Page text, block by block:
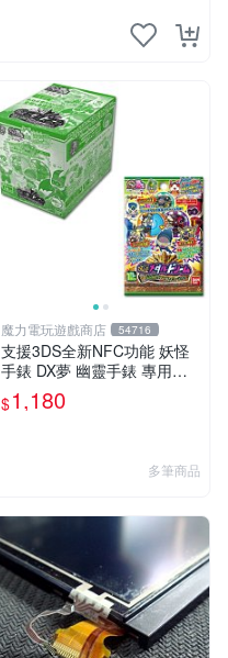
魔力電玩遊戲商店 54716
支援3DS全新NFC功能 妖怪
手錶 DX夢 幽靈手錶 專用徽
章 夢04 妖氣解放 魔法能量釋
放 整盒20包【板橋魔力】
$1,180
多筆商品